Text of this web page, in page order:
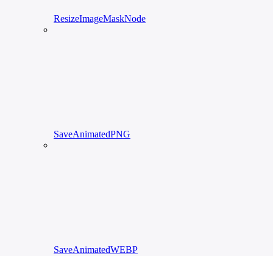
ResizeImageMaskNode
SaveAnimatedPNG
SaveAnimatedWEBP